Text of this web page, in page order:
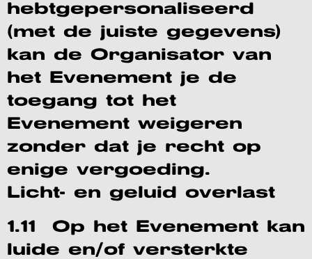
hebtgepersonaliseerd
(met de juiste gegevens)
kan de Organisator van
het Evenement je de
toegang tot het
Evenement weigeren
zonder dat je recht op
enige vergoeding.
Licht- en geluid overlast
1.11 Op het Evenement kan
luide en/of versterkte